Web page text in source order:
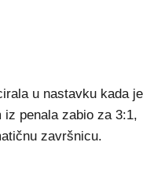
u nastavku kada je
penala zabio za 3:1,
završnicu.